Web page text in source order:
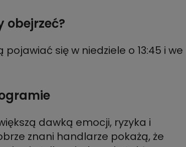
obejrzeć?
się w niedziele o 13:45 i we
dawką emocji, ryzyka i
znani handlarze pokażą, że